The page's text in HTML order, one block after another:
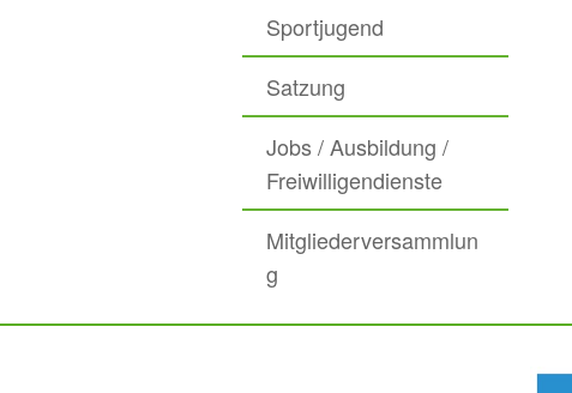
Sportjugend
Satzung
Jobs / Ausbildung /
Freiwilligendienste
Mitgliederversammlun
g